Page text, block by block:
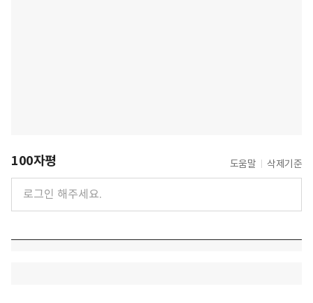
100자평 도움말 삭제기준